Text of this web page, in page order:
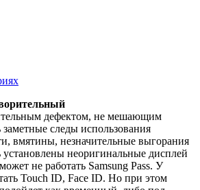
дефектом, не мешающим
заметные следы использования
вмятины, незначительные выгорания
неоригинальные дисплей
не работать Samsung Pass. У
Touch ID, Face ID. Но при этом